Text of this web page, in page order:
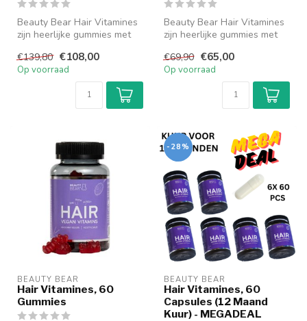
Beauty Bear Hair Vitamines
zijn heerlijke gummies met
€139,80 €108,00
Op voorraad
Beauty Bear Hair Vitamines
zijn heerlijke gummies met
€69,90 €65,00
Op voorraad
BEAUTY BEAR
Hair Vitamines, 60
Gummies
-28%
BEAUTY BEAR
Hair Vitamines, 60
Capsules (12 Maand
Kuur) - MEGADEAL